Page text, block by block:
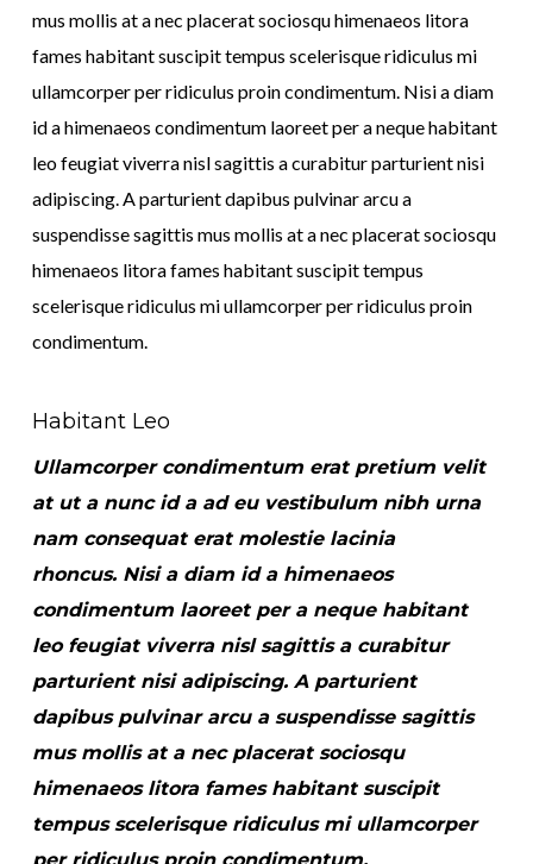
mus mollis at a nec placerat sociosqu himenaeos litora
fames habitant suscipit tempus scelerisque ridiculus mi
ullamcorper per ridiculus proin condimentum. Nisi a diam
id a himenaeos condimentum laoreet per a neque habitant
leo feugiat viverra nisl sagittis a curabitur parturient nisi
adipiscing. A parturient dapibus pulvinar arcu a
suspendisse sagittis mus mollis at a nec placerat sociosqu
himenaeos litora fames habitant suscipit tempus
scelerisque ridiculus mi ullamcorper per ridiculus proin
condimentum.
Habitant Leo
Ullamcorper condimentum erat pretium velit
at ut a nunc id a ad eu vestibulum nibh urna
nam consequat erat molestie lacinia
rhoncus. Nisi a diam id a himenaeos
condimentum laoreet per a neque habitant
leo feugiat viverra nisl sagittis a curabitur
parturient nisi adipiscing. A parturient
dapibus pulvinar arcu a suspendisse sagittis
mus mollis at a nec placerat sociosqu
himenaeos litora fames habitant suscipit
tempus scelerisque ridiculus mi ullamcorper